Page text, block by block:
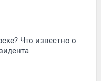
Что известно о